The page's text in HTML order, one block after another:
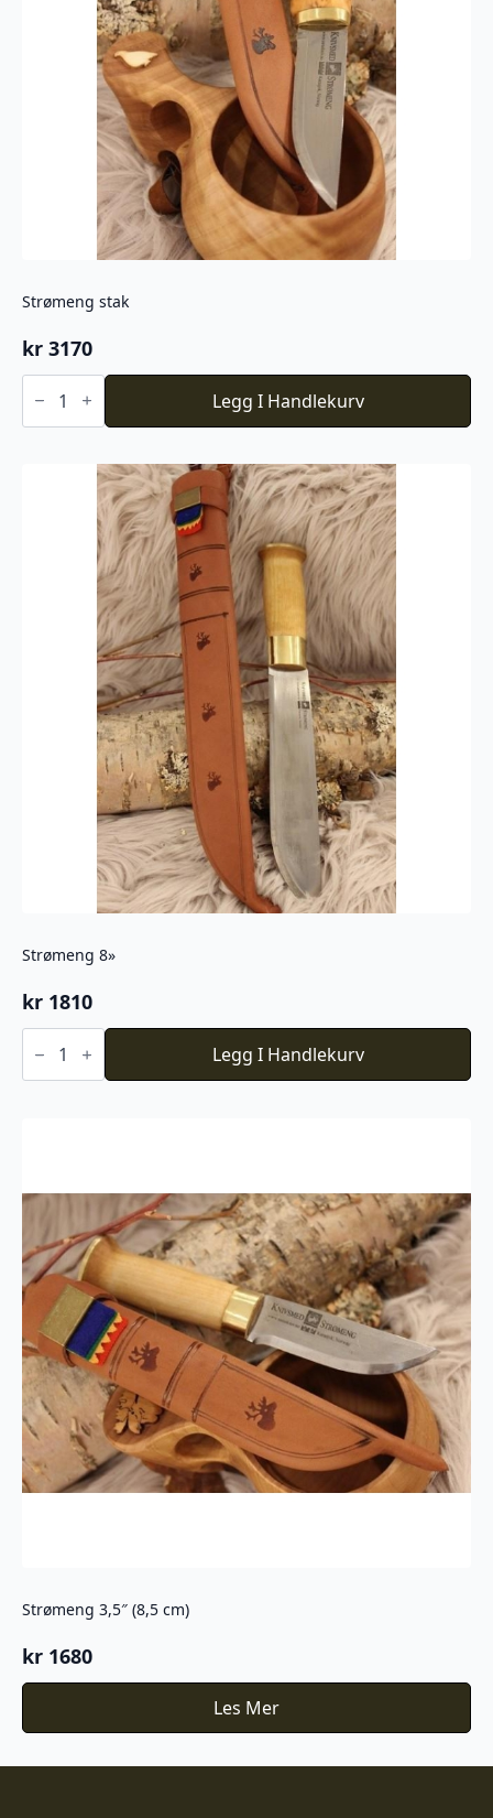
Strømeng stak
kr 3170
Strømeng
stak Legg I Handlekurv
Strømeng 8»
kr 1810
Strømeng
8'' Legg I Handlekurv
Strømeng 3,5″ (8,5 cm)
kr 1680
Les Mer